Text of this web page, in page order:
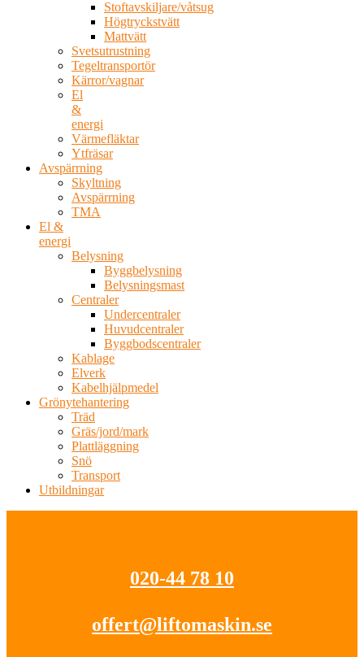
Stoftavskiljare/våtsug
Högtryckstvätt
Mattvätt
Svetsutrustning
Tegeltransportör
Kärror/vagnar
El
&
energi
Värmefläktar
Ytfräsar
Avspärrning
Skyltning
Avspärrning
TMA
El &
energi
Belysning
Byggbelysning
Belysningsmast
Centraler
Undercentraler
Huvudcentraler
Byggbodscentraler
Kablage
Elverk
Kabelhjälpmedel
Grönytehantering
Träd
Gräs/jord/mark
Plattläggning
Snö
Transport
Utbildningar
020-44 78 10
offert@liftomaskin.se